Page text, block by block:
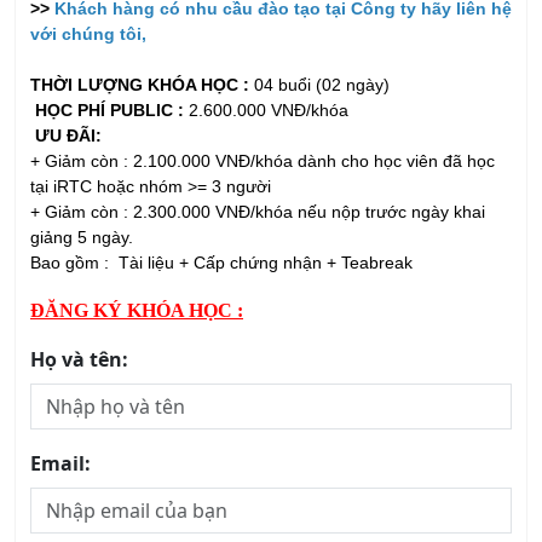
THỜI LƯỢNG KHÓA HỌC :04 buổi (02 ngày)
HỌC PHÍ PUBLIC :
+ Giảm còn : 2.100.000 VNĐ/khóa dành cho học viên đã học
tại iRTC hoặc nhóm >= 3 người
+ Giảm còn : 2.300.000 VNĐ/khóa nếu nộp trước ngày khai
giảng 5 ngày.
Bao gồm : Tài liệu + Cấp chứng nhận + Teabreak
ĐĂNG KÝ KHÓA HỌC :
Họ và tên:
Email:
Số điện thoại: